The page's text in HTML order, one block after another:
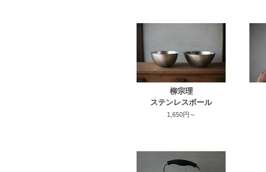
柳宗理
ステンレスボール
1,650円～